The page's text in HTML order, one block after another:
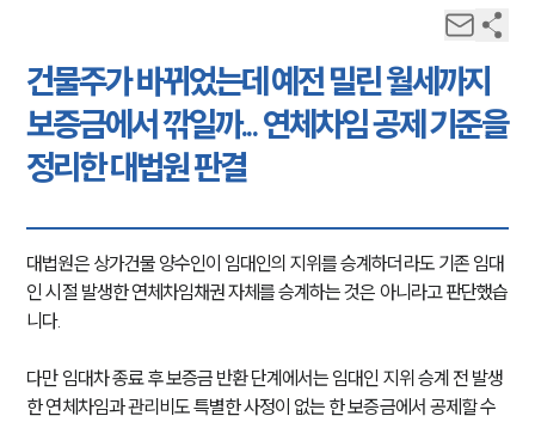
건물주가 바뀌었는데 예전 밀린 월세까지
보증금에서 깎일까... 연체차임 공제 기준을
정리한 대법원 판결
대법원은 상가건물 양수인이 임대인의 지위를 승계하더라도 기존 임대
인 시절 발생한 연체차임채권 자체를 승계하는 것은 아니라고 판단했습
니다.
다만 임대차 종료 후 보증금 반환 단계에서는 임대인 지위 승계 전 발생
한 연체차임과 관리비도 특별한 사정이 없는 한 보증금에서 공제할 수